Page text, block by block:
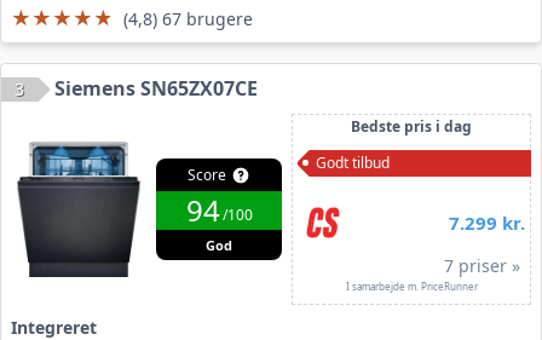
★★★★★
★★★★★ (4,8) 67 brugere
3 Siemens SN65ZX07CE
Score
94/100
God
Bedste pris i dag
Godt tilbud
7.299 kr.
7 priser »
I samarbejde m. PriceRunner
Integreret